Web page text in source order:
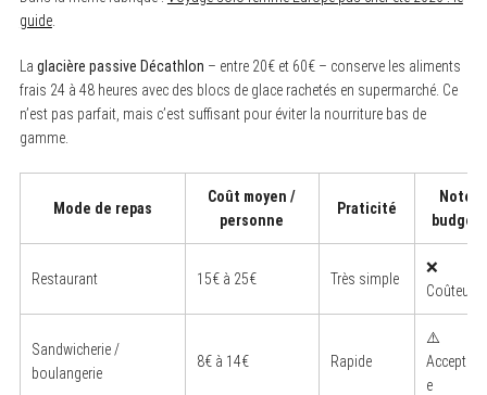
guide.
La glacière passive Décathlon – entre 20€ et 60€ – conserve les aliments
frais 24 à 48 heures avec des blocs de glace rachetés en supermarché. Ce
n’est pas parfait, mais c’est suffisant pour éviter la nourriture bas de
gamme.
Mode de repas
Coût moyen /
personne
Praticité
Note
budget
Restaurant 15€ à 25€ Très simple
❌
Coûteux
Sandwicherie /
boulangerie
8€ à 14€ Rapide
⚠️
Acceptabl
e